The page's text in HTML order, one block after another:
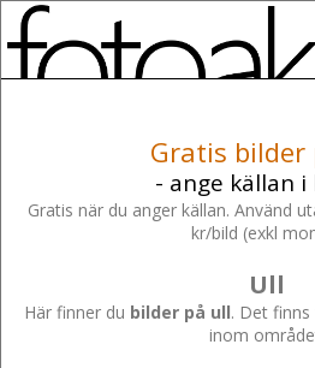
Gratis bilder
- ange källan i
Gratis när du anger källan. Använd
kr/bild (exkl
Ull
Här finner du bilder på ull. Det
inom